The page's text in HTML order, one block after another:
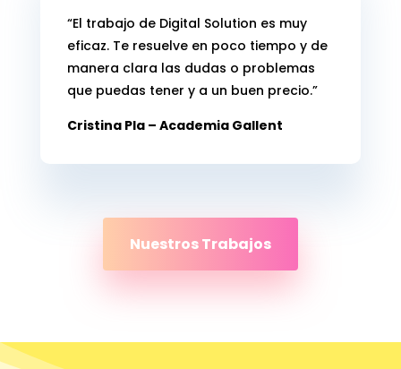
“El trabajo de Digital Solution es muy
eficaz. Te resuelve en poco tiempo y de
manera clara las dudas o problemas
que puedas tener y a un buen precio.”
Cristina Pla – Academia Gallent
Nuestros Trabajos